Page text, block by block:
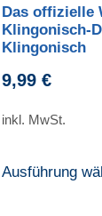
Das offizielle
Klingonisch-
Klingonisch
9,99 €
inkl. MwSt.
Ausführung